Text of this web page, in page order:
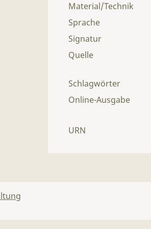
Material/Technik
Sprache
Signatur
Quelle
Schlagwörter
Online-Ausgabe
URN